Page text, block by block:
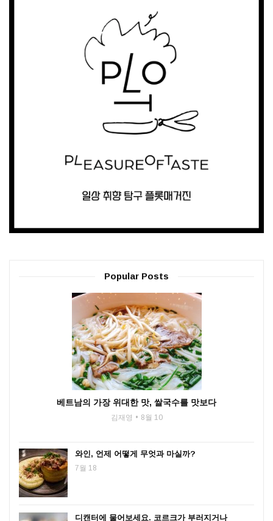
Popular Posts
베트남의 가장 위대한 맛, 쌀국수를 맛보다
김재영 8월 10
와인, 언제 어떻게 무엇과 마실까?
7월 18
디캔터에 물어보세요. 코르크가 부러지거나